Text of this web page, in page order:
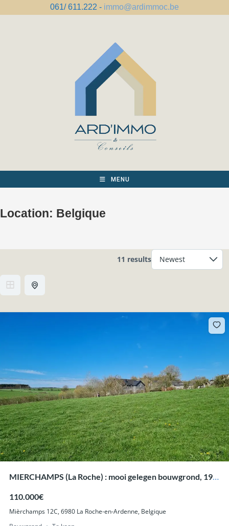
061/ 611.222 - immo@ardimmoc.be
MENU
Location: Belgique
11 results
MIERCHAMPS (La Roche) : mooi gelegen bouwgrond, 19a
110.000€
Mièrchamps 12C, 6980 La Roche-en-Ardenne, Belgique